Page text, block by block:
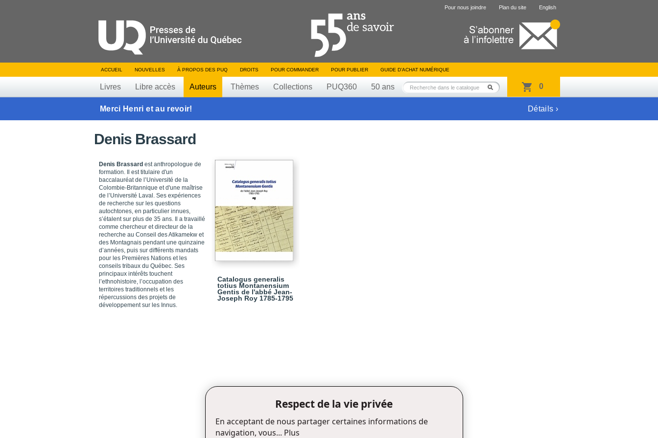
Pour nous joindre Plan du site English
ACCUEIL NOUVELLES À PROPOS DES PUQ DROITS POUR COMMANDER POUR PUBLIER GUIDE D’ACHAT NUMÉRIQUE
Livres Libre accès Auteurs Thèmes Collections PUQ360 50 ans 0
Merci Henri et au revoir! Détails ›
Denis Brassard
Denis Brassard est anthropologue de
formation. Il est titulaire d'un
baccalauréat de l’Université de la
Colombie-Britannique et d'une maîtrise
de l’Université Laval. Ses expériences
de recherche sur les questions
autochtones, en particulier innues,
s’étalent sur plus de 35 ans. Il a travaillé
comme chercheur et directeur de la
recherche au Conseil des Atikamekw et
des Montagnais pendant une quinzaine
d’années, puis sur différents mandats
pour les Premières Nations et les
conseils tribaux du Québec. Ses
principaux intérêts touchent
l’ethnohistoire, l’occupation des
territoires traditionnels et les
répercussions des projets de
développement sur les Innus.
Catalogus generalis
totius Montanensium
Gentis de l'abbé Jean-
Joseph Roy 1785-1795
Respect de la vie privée
En acceptant de nous partager certaines informations de
navigation, vous... Plus